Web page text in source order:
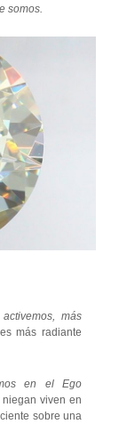
somos.
más
más radiante
en el Ego
viven en
sobre una